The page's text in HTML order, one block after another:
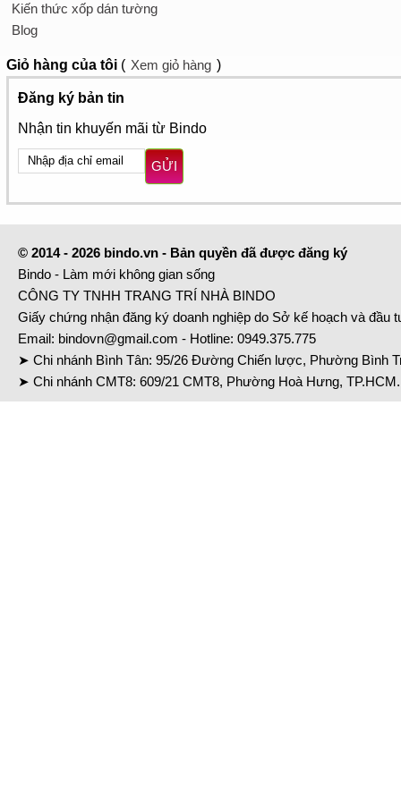
Kiến thức xốp dán tường
Blog
Giỏ hàng của tôi ( Xem giỏ hàng )
Đăng ký bản tin
Nhận tin khuyến mãi từ Bindo
GỬI
© 2014 - 2026 bindo.vn - Bản quyền đã được đăng ký
Bindo - Làm mới không gian sống
CÔNG TY TNHH TRANG TRÍ NHÀ BINDO
Giấy chứng nhận đăng ký doanh nghiệp do Sở kế hoạch và đầu
Email: bindovn@gmail.com - Hotline: 0949.375.775
➤ Chi nhánh Bình Tân: 95/26 Đường Chiến lược, Phường Bình
➤ Chi nhánh CMT8: 609/21 CMT8, Phường Hoà Hưng,